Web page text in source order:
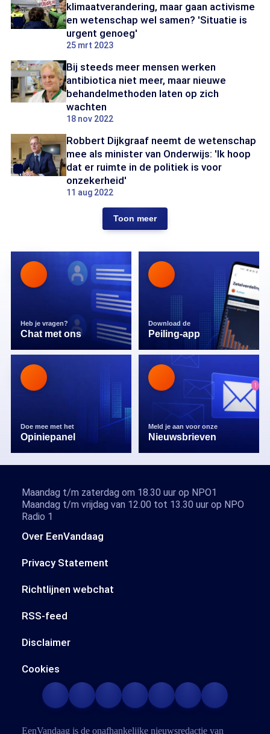
klimaatverandering, maar gaan activisme
en wetenschap wel samen? 'Situatie is
urgent genoeg'
25 mrt 2023
Bij steeds meer mensen werken
antibiotica niet meer, maar nieuwe
behandelmethoden laten op zich
wachten
18 nov 2022
Robbert Dijkgraaf neemt de wetenschap
mee als minister van Onderwijs: 'Ik hoop
dat er ruimte in de politiek is voor
onzekerheid'
11 aug 2022
Toon meer
Heb je vragen?
Chat met ons
Download de
Peiling-app
Doe mee met het
Opiniepanel
Meld je aan voor onze
Nieuwsbrieven
Over EenVandaag
Privacy Statement
Richtlijnen webchat
RSS-feed
Disclaimer
Cookies
Maandag t/m zaterdag om 18.30 uur op NPO1
Maandag t/m vrijdag van 12.00 tot 13.30 uur op NPO
Radio 1
EenVandaag is de onafhankelijke nieuwsredactie van